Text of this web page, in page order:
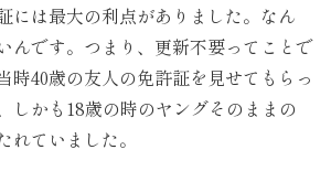
には最大の利点がありました。なん
んです。つまり、更新不要ってことで
時40歳の友人の免許証を見せてもらっ
しかも18歳の時のヤングそのままの
れていました。